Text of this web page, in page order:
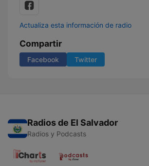
Actualiza esta información de radio
Compartir
Facebook Twitter
Radios de El Salvador
Radios y Podcasts